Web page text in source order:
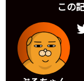
この